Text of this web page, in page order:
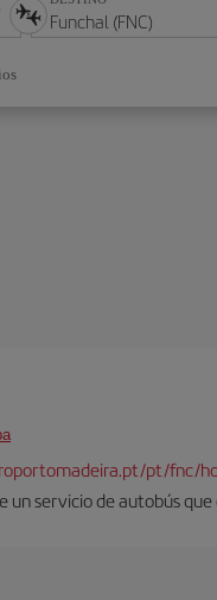
pt/fnc/
un servicio de autobús